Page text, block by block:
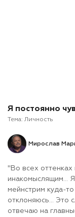
Я постоянно
Тема: Личность
Мирослав
"Во всех
инакомыслящим...
мейнстрим куда-
отклоняюсь... Это
отвечаю на